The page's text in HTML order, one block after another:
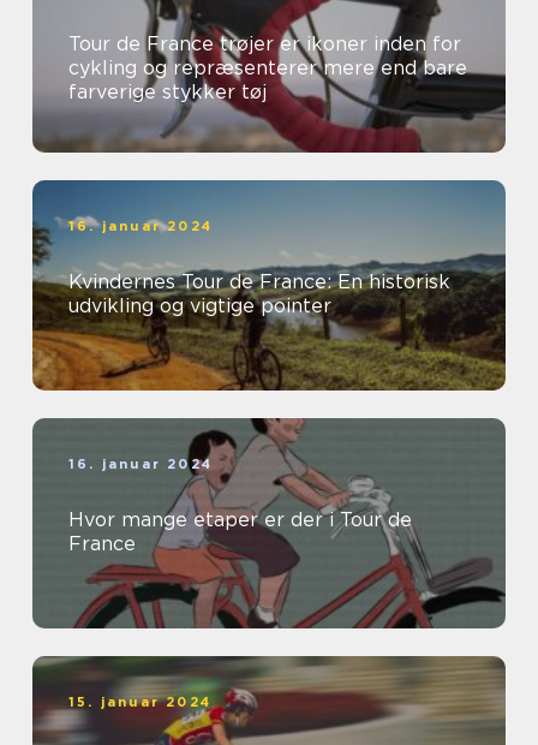
Tour de France trøjer er ikoner inden for
cykling og repræsenterer mere end bare
farverige stykker tøj
16. januar 2024
Kvindernes Tour de France: En historisk
udvikling og vigtige pointer
16. januar 2024
Hvor mange etaper er der i Tour de
France
15. januar 2024